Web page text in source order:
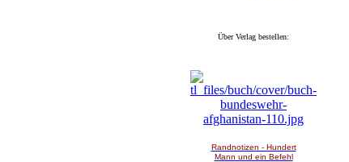
Über Verlag bestellen:
Randnotizen - Hundert
Mann und ein Befehl